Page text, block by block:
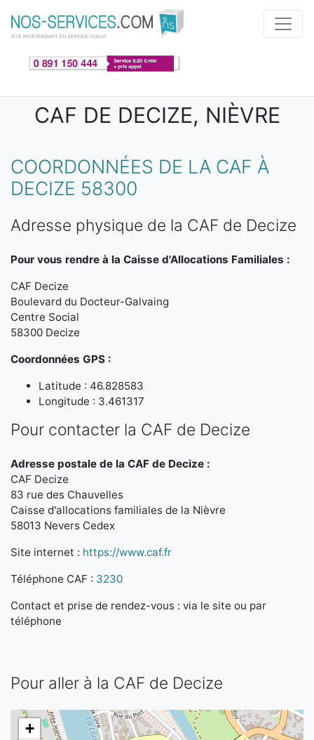
Aller au contenu principal
CAF DE DECIZE, NIÈVRE
COORDONNÉES DE LA CAF À
DECIZE 58300
Adresse physique de la CAF de Decize
Pour vous rendre à la Caisse d'Allocations Familiales :
CAF Decize
Boulevard du Docteur-Galvaing
Centre Social
58300 Decize
Coordonnées GPS :
Latitude : 46.828583
Longitude : 3.461317
Pour contacter la CAF de Decize
Adresse postale de la CAF de Decize :
CAF Decize
83 rue des Chauvelles
Caisse d'allocations familiales de la Nièvre
58013 Nevers Cedex
Site internet : https://www.caf.fr
Téléphone CAF : 3230
Contact et prise de rendez-vous : via le site ou par
téléphone
Pour aller à la CAF de Decize
+